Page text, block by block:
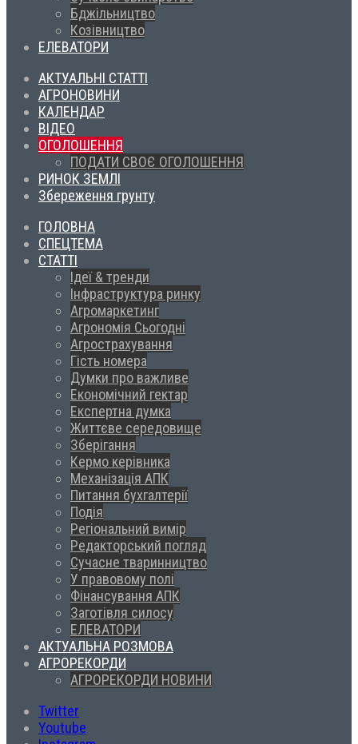
Бджільництво
Козівництво
ЕЛЕВАТОРИ
АКТУАЛЬНІ СТАТТІ
АГРОНОВИНИ
КАЛЕНДАР
ВІДЕО
ОГОЛОШЕННЯ
ПОДАТИ СВОЄ ОГОЛОШЕННЯ
РИНОК ЗЕМЛІ
Збереження грунту
ГОЛОВНА
СПЕЦТЕМА
СТАТТІ
Ідеї & тренди
Інфраструктура ринку
Агромаркетинг
Агрономія Сьогодні
Агрострахування
Гість номера
Думки про важливе
Економічний гектар
Експертна думка
Життєве середовище
Зберігання
Кермо керівника
Механізація АПК
Питання бухгалтерії
Подія
Регіональний вимір
Редакторський погляд
Сучасне тваринництво
У правовому полі
Фінансування АПК
Заготівля силосу
ЕЛЕВАТОРИ
АКТУАЛЬНА РОЗМОВА
АГРОРЕКОРДИ
АГРОРЕКОРДИ НОВИНИ
Twitter
Youtube